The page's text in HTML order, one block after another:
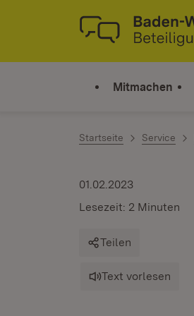
Zum Inhalt springen
Link zur Startseite
Mitmachen
Startseite Service
01.02.2023
Lesezeit: 2 Minuten
Teilen
Text vorlesen